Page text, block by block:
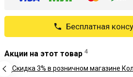
Бесплатная
Акции на этот товар 4